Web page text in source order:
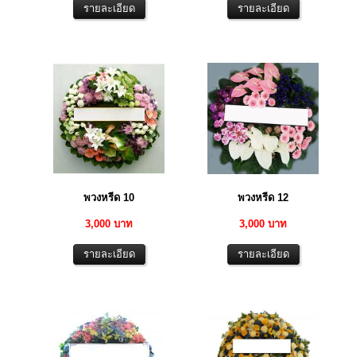
พวงหรีด 10
3,000 บาท
พวงหรีด 12
3,000 บาท